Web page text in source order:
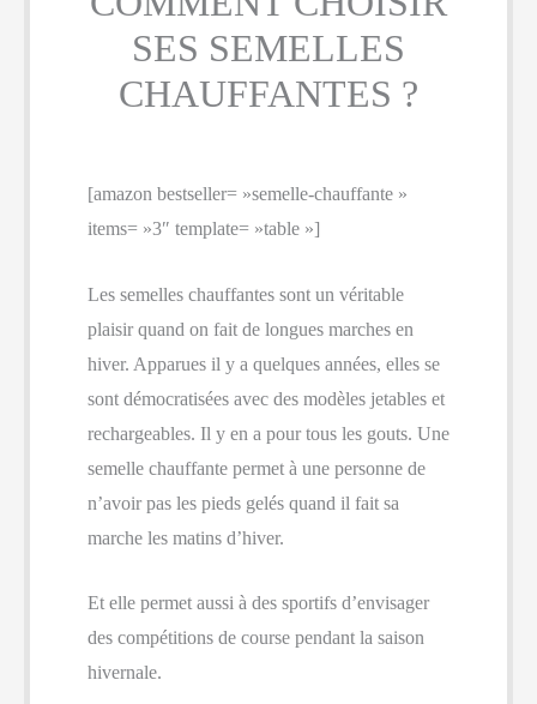
SES SEMELLES
CHAUFFANTES ?
[amazon bestseller= »semelle-chauffante »
items= »3″ template= »table »]
Les semelles chauffantes sont un véritable
plaisir quand on fait de longues marches en
hiver. Apparues il y a quelques années, elles se
sont démocratisées avec des modèles jetables et
rechargeables. Il y en a pour tous les gouts. Une
semelle chauffante permet à une personne de
n’avoir pas les pieds gelés quand il fait sa
marche les matins d’hiver.
Et elle permet aussi à des sportifs d’envisager
des compétitions de course pendant la saison
hivernale.